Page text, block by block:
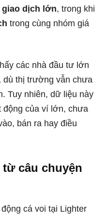
giao dịch lớn, trong khi
trong cùng nhóm giá
các nhà đầu tư lớn
dù thị trường vẫn chưa
Tuy nhiên, dữ liệu này
động của ví lớn, chưa
bán ra hay điều
câu chuyện
cá voi tại Lighter